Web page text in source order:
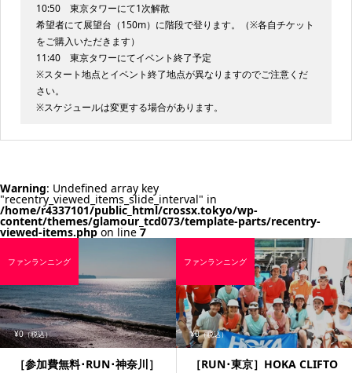
10:50 東京タワーにて1次解散
希望者にて展望台（150m）に階段で登ります。（※各自チケット
をご購入いただきます）
11:40 東京タワーにてイベント終了予定
※スタート地点とイベント終了地点が異なりますのでご注意くだ
さい。
※スケジュールは変更する場合があります。
Warning: Undefined array key
"recentry_viewed_items_slide_interval" in
/home/r4337101/public_html/crossx.tokyo/wp-
content/themes/glamour_tcd073/template-parts/recentry-
viewed-items.phpon line 7
¥0（税込）
［参加費無料･RUN･神奈川］
ファンランニング
¥0（税込）
［RUN･東京］HOKA CLIFTO
ファンランニング